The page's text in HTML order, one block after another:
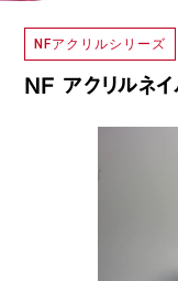
NFアクリルシリーズ
NF アクリルネイ